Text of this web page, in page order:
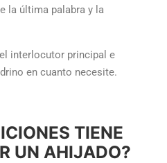
la última palabra y la
interlocutor principal e
en cuanto necesite.
TIENE
UN AHIJADO?